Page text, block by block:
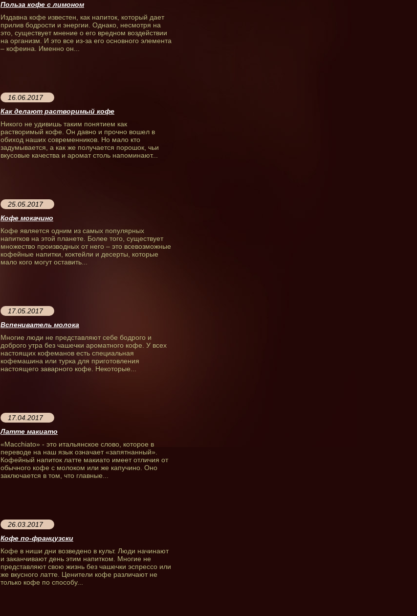
Польза кофе с лимоном
Издавна кофе известен, как напиток, который дает
прилив бодрости и энергии. Однако, несмотря на
это, существует мнение о его вредном воздействии
на организм. И это все из-за его основного элемента
– кофеина. Именно он...
16.06.2017
Как делают растворимый кофе
Никого не удивишь таким понятием как
растворимый кофе. Он давно и прочно вошел в
обиход наших современников. Но мало кто
задумывается, а как же получается порошок, чьи
вкусовые качества и аромат столь напоминают...
25.05.2017
Кофе мокачино
Кофе является одним из самых популярных
напитков на этой планете. Более того, существует
множество производных от него – это всевозможные
кофейные напитки, коктейли и десерты, которые
мало кого могут оставить...
17.05.2017
Вспениватель молока
Многие люди не представляют себе бодрого и
доброго утра без чашечки ароматного кофе. У всех
настоящих кофеманов есть специальная
кофемашина или турка для приготовления
настоящего заварного кофе. Некоторые...
17.04.2017
Латте макиато
«Мacchiato» - это итальянское слово, которое в
переводе на наш язык означает «запятнанный».
Кофейный напиток латте макиато имеет отличия от
обычного кофе с молоком или же капучино. Оно
заключается в том, что главные...
26.03.2017
Кофе по-французски
Кофе в ниши дни возведено в культ. Люди начинают
и заканчивают день этим напитком. Многие не
представляют свою жизнь без чашечки эспрессо или
же вкусного латте. Ценители кофе различают не
только кофе по способу...